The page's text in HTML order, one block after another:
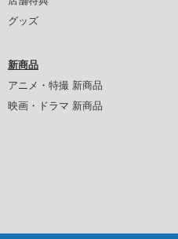
グッズ
新商品
アニメ・特撮 新商品
映画・ドラマ 新商品